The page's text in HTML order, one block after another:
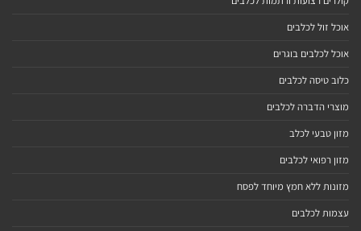
אוכל זול לכלבים
אוכל לכלבים בוגרים
כלוב טיסה לכלבים
מוצרי הדברה לכלבים
מזון טבעי לכלב
מזון רפואי לכלבים
מזונות ללא חמץ מיוחד לפסח
עצמות לכלבים